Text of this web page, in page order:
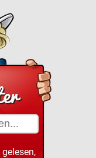
gelesen,